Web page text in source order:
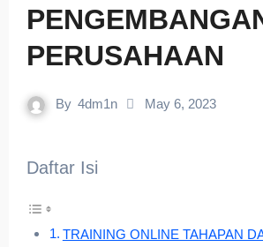
PERUSAHAAN
By 4dm1n May 6, 2023
Daftar Isi
TRAINING ONLINE TAHAPAN